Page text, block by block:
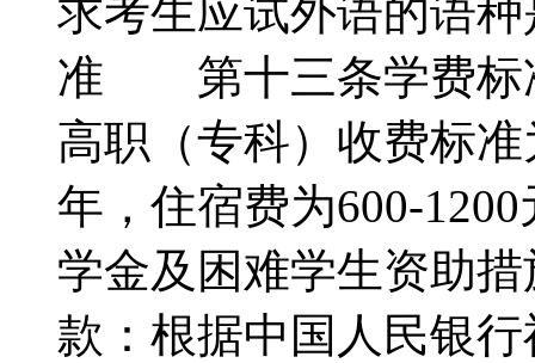
求考生应试外语的语
准 第十三条学费标
高职（专科）收费标
年，住宿费为600-
学金及困难学生资助
款：根据中国人民银